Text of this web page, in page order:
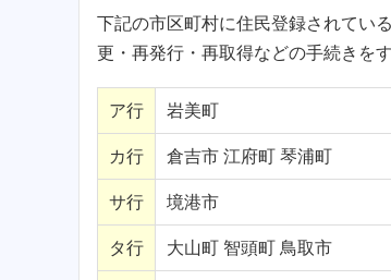
下記の市区町村に住民登録されてい
更・再発行・再取得などの手続きを
ア行 岩美町
カ行 倉吉市 江府町 琴浦町
サ行 境港市
タ行 大山町 智頭町 鳥取市